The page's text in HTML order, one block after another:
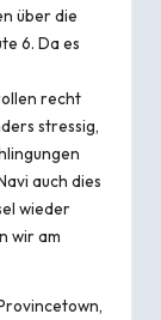
über die
6. Da es
recht
stressig,
auch dies
wieder
wir am